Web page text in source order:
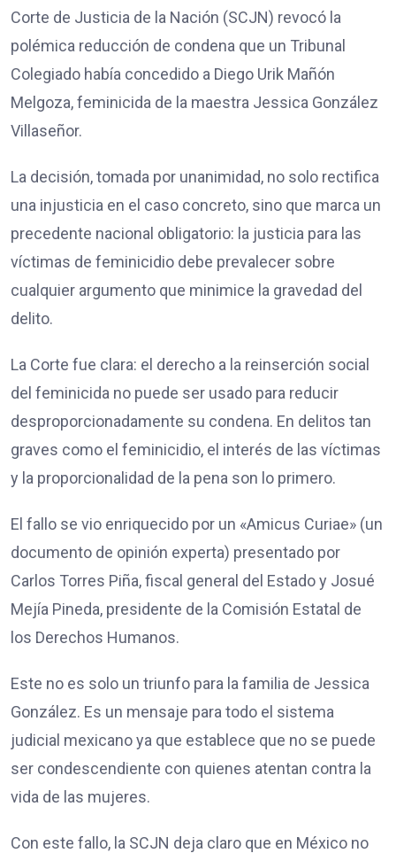
Corte de Justicia de la Nación (SCJN) revocó la
polémica reducción de condena que un Tribunal
Colegiado había concedido a Diego Urik Mañón
Melgoza, feminicida de la maestra Jessica González
Villaseñor.
La decisión, tomada por unanimidad, no solo rectifica
una injusticia en el caso concreto, sino que marca un
precedente nacional obligatorio: la justicia para las
víctimas de feminicidio debe prevalecer sobre
cualquier argumento que minimice la gravedad del
delito.
La Corte fue clara: el derecho a la reinserción social
del feminicida no puede ser usado para reducir
desproporcionadamente su condena. En delitos tan
graves como el feminicidio, el interés de las víctimas
y la proporcionalidad de la pena son lo primero.
El fallo se vio enriquecido por un «Amicus Curiae» (un
documento de opinión experta) presentado por
Carlos Torres Piña, fiscal general del Estado y Josué
Mejía Pineda, presidente de la Comisión Estatal de
los Derechos Humanos.
Este no es solo un triunfo para la familia de Jessica
González. Es un mensaje para todo el sistema
judicial mexicano ya que establece que no se puede
ser condescendiente con quienes atentan contra la
vida de las mujeres.
Con este fallo, la SCJN deja claro que en México no